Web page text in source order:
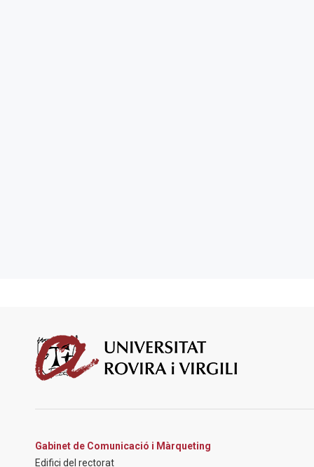
Gabinet de Comunicació i Màrqueting
Edifici del rectorat